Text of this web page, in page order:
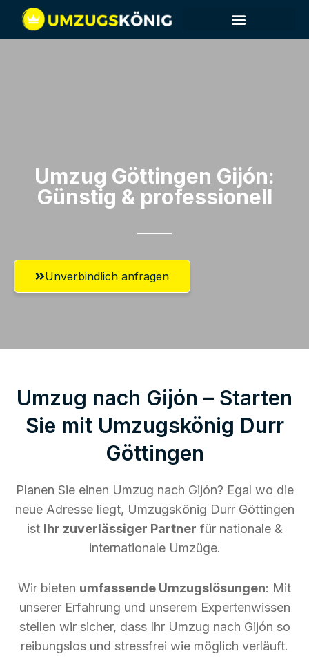
Umzug Göttingen​ Gijón:
Günstig & professionell​
Unverbindlich anfragen
Umzug nach Gijón – Starten
Sie mit Umzugskönig Durr
Göttingen
Planen Sie einen Umzug nach Gijón? Egal wo die
neue Adresse liegt, Umzugskönig Durr Göttingen
ist Ihr zuverlässiger Partner für nationale &
internationale Umzüge.
Wir bieten umfassende Umzugslösungen: Mit
unserer Erfahrung und unserem Expertenwissen
stellen wir sicher, dass Ihr Umzug nach Gijón so
reibungslos und stressfrei wie möglich verläuft.